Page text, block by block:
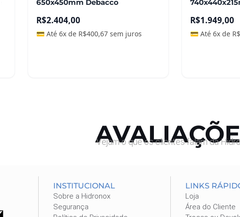
650x450mm Debacco
R$2.404,00
💳 Até 6x de R$400,67sem juros
R$1.949,00
💳 Até 6x de R$
Vejam o que os clientes falam da
INSTITUCIONAL
Sobre a Hidronox
Segurança
LINKS
Loja
Área do Cliente